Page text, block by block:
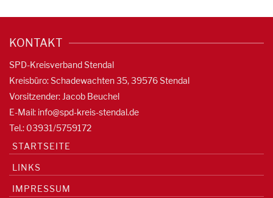
KONTAKT
SPD-Kreisverband Stendal
Kreisbüro: Schadewachten 35, 39576 Stendal
Vorsitzender: Jacob Beuchel
E-Mail: info@spd-kreis-stendal.de
Tel.: 03931/5759172
STARTSEITE
LINKS
IMPRESSUM